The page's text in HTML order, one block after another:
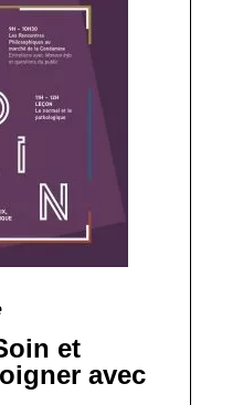
et
avec